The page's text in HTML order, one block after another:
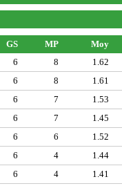
GS MP Moy
6 8 1.62
6 8 1.61
6 7 1.53
6 7 1.45
6 6 1.52
6 4 1.44
6 4 1.41